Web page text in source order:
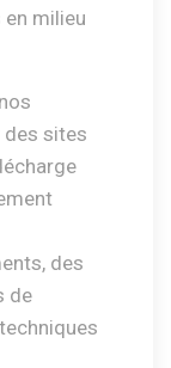
milieu
des sites
des
de